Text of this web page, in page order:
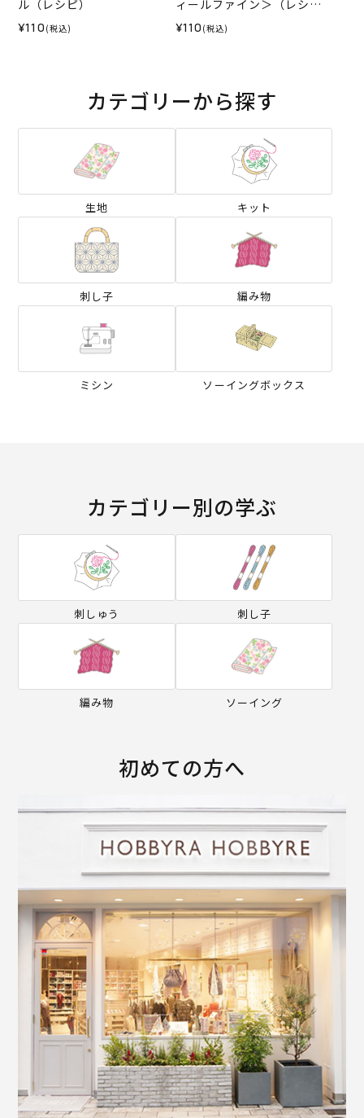
ル（レシピ）
¥110 (税込)
ィールファイン＞（レシ
ピ）
¥110 (税込)
カテゴリーから探す
生地 キット
刺し子 編み物
ミシン ソーイングボックス
カテゴリー別の学ぶ
刺しゅう 刺し子
編み物 ソーイング
初めての方へ